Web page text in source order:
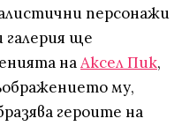
персонажи
галерия ще
наАксел Пик,
му,
героите на